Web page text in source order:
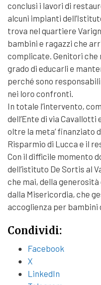
conclusi i lavori di
alcuni impianti
trova nel quartiere
bambini e ragazzi che
complicate. Genitori che
grado di educarli e
perché sono
nei loro confronti.
In totale l’intervento,
dell’Ente di via Cavallotti
oltre la meta’ finanziato
Risparmio di Lucca e il
Con il difficile momento
dell’istituto De Sortis al
che mai, della
dalla Misericordia, che
accoglienza per bambini
Condividi:
Facebook
X
LinkedIn